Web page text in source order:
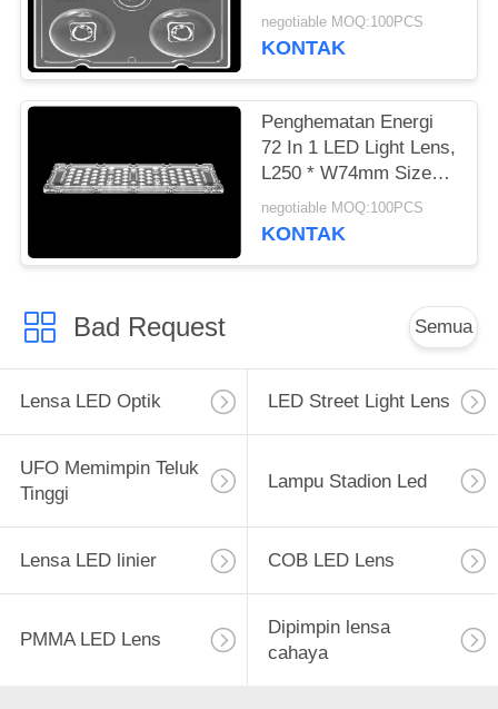
Untuk Bollard Light
3535
negotiable MOQ:100PCS
KONTAK
Penghematan Energi
72 In 1 LED Light Lens,
L250 * W74mm Size
3030 LED Lens Untuk
Lampu Terowongan
negotiable MOQ:100PCS
KONTAK
Bad Request Semua
Lensa LED Optik LED Street Light Lens
UFO Memimpin Teluk
Tinggi
Lampu Stadion Led
Lensa LED linier COB LED Lens
PMMA LED Lens
Dipimpin lensa
cahaya